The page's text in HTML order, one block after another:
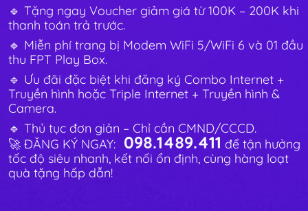
🔹 Tặng ngay Voucher giảm giá từ 100K – 200K khi
thanh toán trả trước.
🔹 Miễn phí trang bị Modem WiFi 5/WiFi 6 và 01 đầu
thu FPT Play Box.
🔹 Ưu đãi đặc biệt khi đăng ký Combo Internet +
Truyền hình hoặc Triple Internet + Truyền hình &
Camera.
🔹 Thủ tục đơn giản – Chỉ cần CMND/CCCD.
🚀 ĐĂNG KÝ NGAY: 098.1489.411 để tận hưởng
tốc độ siêu nhanh, kết nối ổn định, cùng hàng loạt
quà tặng hấp dẫn!